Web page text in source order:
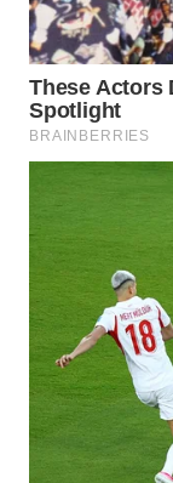
WAHANA
PERSONA
WAHANA
OTOMOTIF
WAHANA
HEALTH
WAHANA
DESA
WISATA
LAPAK
WAHANA